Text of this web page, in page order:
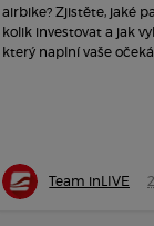
airbike? Zjistěte, jaké
kolik investovat a jak
který naplní vaše
Team inLIVE